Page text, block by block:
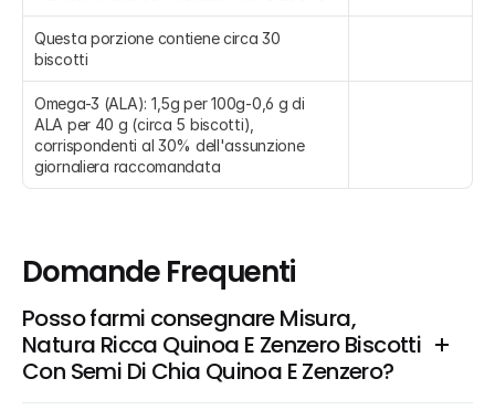
Questa porzione contiene circa 30
biscotti
Omega-3 (ALA): 1,5g per 100g-0,6 g di
ALA per 40 g (circa 5 biscotti),
corrispondenti al 30% dell'assunzione
giornaliera raccomandata
Domande Frequenti
Posso farmi consegnare Misura,
Natura Ricca Quinoa E Zenzero Biscotti
Con Semi Di Chia Quinoa E Zenzero?